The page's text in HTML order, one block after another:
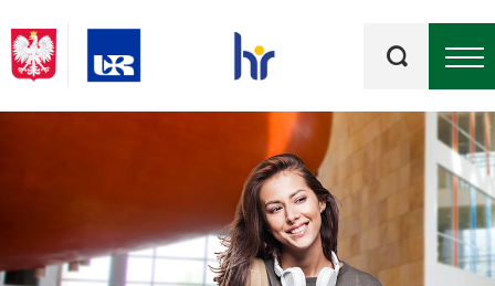
kluczowe